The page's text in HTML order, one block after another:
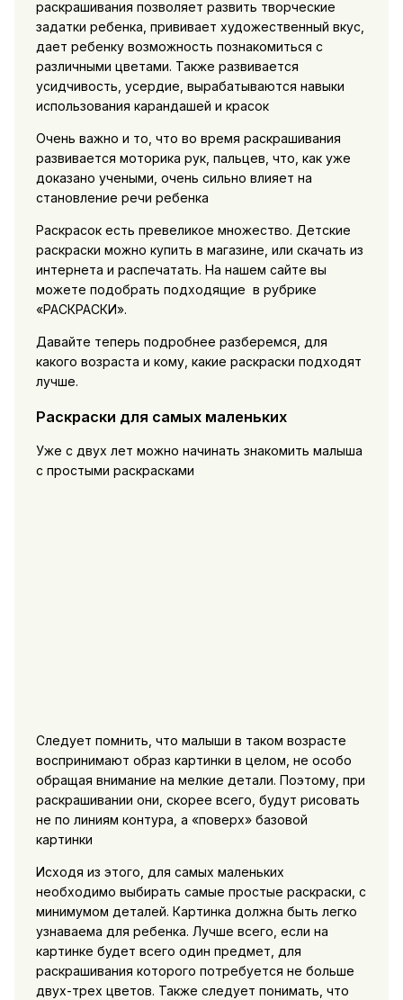
раскрашивания позволяет развить творческие
задатки ребенка, прививает художественный вкус,
дает ребенку возможность познакомиться с
различными цветами. Также развивается
усидчивость, усердие, вырабатываются навыки
использования карандашей и красок
Очень важно и то, что во время раскрашивания
развивается моторика рук, пальцев, что, как уже
доказано учеными, очень сильно влияет на
становление речи ребенка
Раскрасок есть превеликое множество. Детские
раскраски можно купить в магазине, или скачать из
интернета и распечатать. На нашем сайте вы
можете подобрать подходящие в рубрике
«РАСКРАСКИ».
Давайте теперь подробнее разберемся, для
какого возраста и кому, какие раскраски подходят
лучше.
Раскраски для самых маленьких
Уже с двух лет можно начинать знакомить малыша
с простыми раскрасками
Следует помнить, что малыши в таком возрасте
воспринимают образ картинки в целом, не особо
обращая внимание на мелкие детали. Поэтому, при
раскрашивании они, скорее всего, будут рисовать
не по линиям контура, а «поверх» базовой
картинки
Исходя из этого, для самых маленьких
необходимо выбирать самые простые раскраски, с
минимумом деталей. Картинка должна быть легко
узнаваема для ребенка. Лучше всего, если на
картинке будет всего один предмет, для
раскрашивания которого потребуется не больше
двух-трех цветов. Также следует понимать, что